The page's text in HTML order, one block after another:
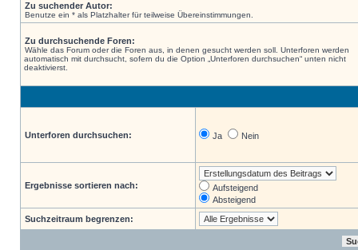
Zu suchender Autor:
Benutze ein * als Platzhalter für teilweise Übereinstimmungen.
Zu durchsuchende Foren:
Wähle das Forum oder die Foren aus, in denen gesucht werden soll. Unterforen werden
automatisch mit durchsucht, sofern du die Option „Unterforen durchsuchen“ unten nicht
deaktivierst.
Unterforen durchsuchen: Ja Nein
Ergebnisse sortieren nach:
Aufsteigend
Absteigend
Suchzeitraum begrenzen: